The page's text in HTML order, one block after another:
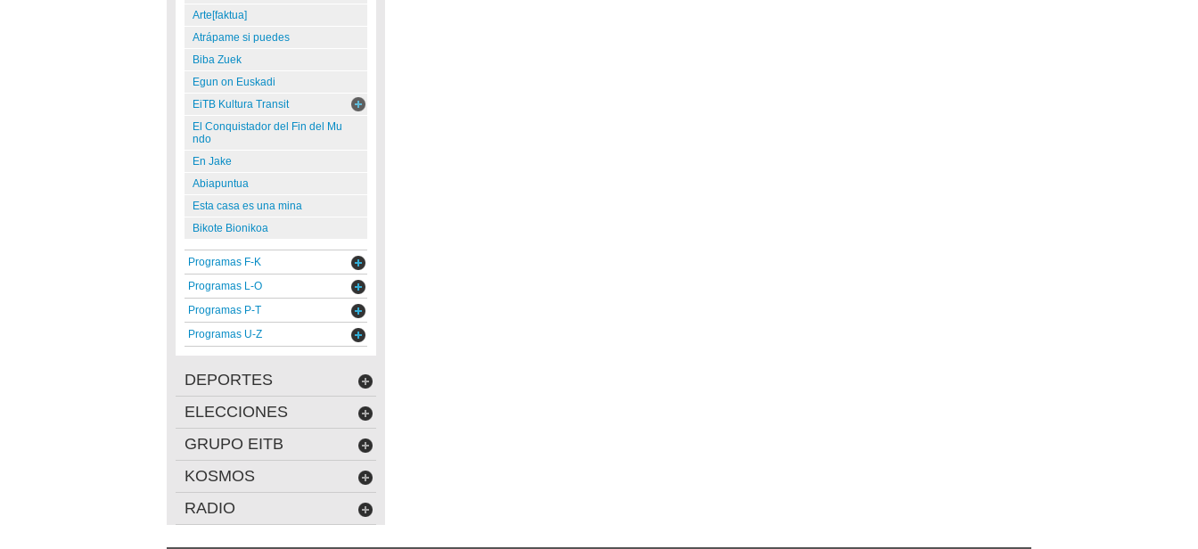
Arte[faktua]
Atrápame si puedes
Biba Zuek
Egun on Euskadi
EiTB Kultura Transit
El Conquistador del Fin del Mu
ndo
En Jake
Abiapuntua
Esta casa es una mina
Bikote Bionikoa
Programas F-K
Programas L-O
Programas P-T
Programas U-Z
DEPORTES
ELECCIONES
GRUPO EITB
KOSMOS
RADIO